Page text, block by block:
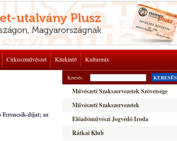
Cirkuszművészet Kitekintő Kulturmix
díjat; az
Keresés: KERESÉS
Művészeti Szakszervezetek Szövetsége
Művészeti Szakszervezetek
Előadóművészi Jogvédő Iroda
Rátkai Klub